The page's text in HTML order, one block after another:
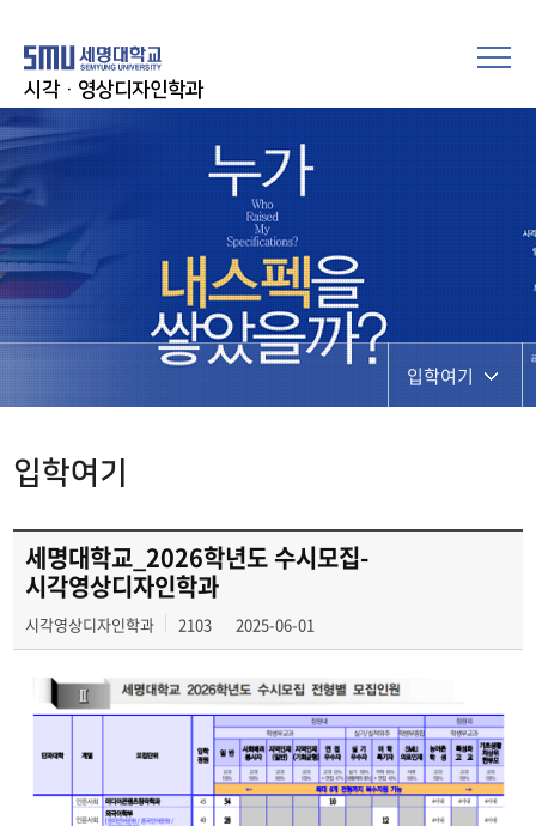
시각·영상디자인학과
입학여기
입학여기
세명대학교_2026학년도 수시모집-
시각영상디자인학과
시각영상디자인학과 2103 2025-06-01